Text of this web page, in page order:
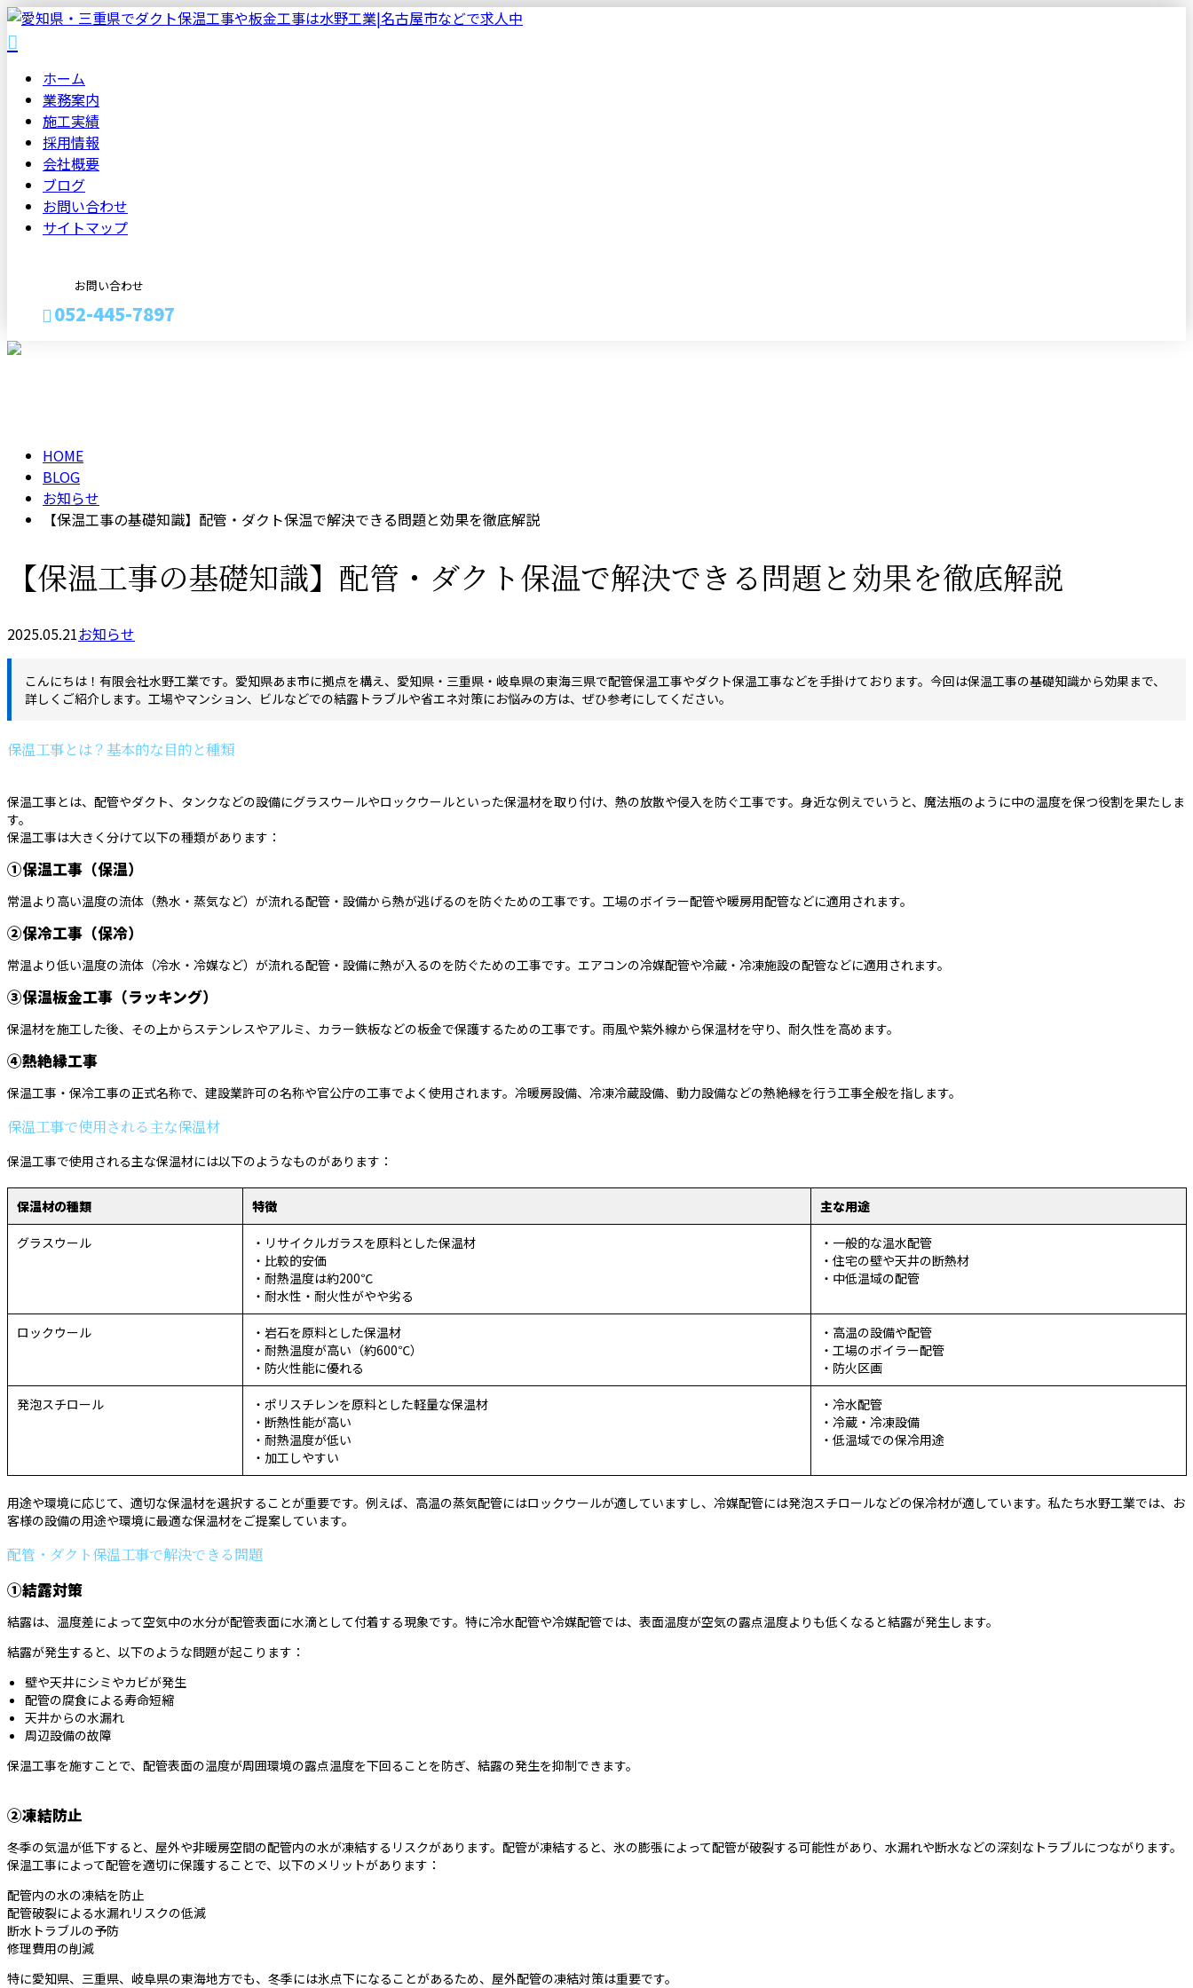
ホーム
業務案内
施工実績
採用情報
会社概要
ブログ
お問い合わせ
サイトマップ
お問い合わせ
052-445-7897
HOME
BLOG
お知らせ
【保温工事の基礎知識】配管・ダクト保温で解決できる問題と効果を徹底解説
【保温工事の基礎知識】配管・ダクト保温で解決できる問題と効果を徹底解説
2025.05.21お知らせ
こんにちは！有限会社水野工業です。愛知県あま市に拠点を構え、愛知県・三重県・岐阜県の東海三県で配管保温工事やダクト保温工事などを手掛けております。今回は保温工事の基礎知識から効果まで、
詳しくご紹介します。工場やマンション、ビルなどでの結露トラブルや省エネ対策にお悩みの方は、ぜひ参考にしてください。
保温工事とは？基本的な目的と種類
保温工事とは、配管やダクト、タンクなどの設備にグラスウールやロックウールといった保温材を取り付け、熱の放散や侵入を防ぐ工事です。身近な例えでいうと、魔法瓶のように中の温度を保つ役割を果たしま
す。
保温工事は大きく分けて以下の種類があります：
①保温工事（保温）
常温より高い温度の流体（熱水・蒸気など）が流れる配管・設備から熱が逃げるのを防ぐための工事です。工場のボイラー配管や暖房用配管などに適用されます。
②保冷工事（保冷）
常温より低い温度の流体（冷水・冷媒など）が流れる配管・設備に熱が入るのを防ぐための工事です。エアコンの冷媒配管や冷蔵・冷凍施設の配管などに適用されます。
③保温板金工事（ラッキング）
保温材を施工した後、その上からステンレスやアルミ、カラー鉄板などの板金で保護するための工事です。雨風や紫外線から保温材を守り、耐久性を高めます。
④熱絶縁工事
保温工事・保冷工事の正式名称で、建設業許可の名称や官公庁の工事でよく使用されます。冷暖房設備、冷凍冷蔵設備、動力設備などの熱絶縁を行う工事全般を指します。
保温工事で使用される主な保温材
保温工事で使用される主な保温材には以下のようなものがあります：
保温材の種類 特徴 主な用途
グラスウール
・リサイクルガラスを原料とした保温材
・比較的安価
・耐熱温度は約200℃
・耐水性・耐火性がやや劣る
・一般的な温水配管
・住宅の壁や天井の断熱材
・中低温域の配管
ロックウール
・岩石を原料とした保温材
・耐熱温度が高い（約600℃）
・防火性能に優れる
・高温の設備や配管
・工場のボイラー配管
・防火区画
発泡スチロール
・ポリスチレンを原料とした軽量な保温材
・断熱性能が高い
・耐熱温度が低い
・加工しやすい
・冷水配管
・冷蔵・冷凍設備
・低温域での保冷用途
用途や環境に応じて、適切な保温材を選択することが重要です。例えば、高温の蒸気配管にはロックウールが適していますし、冷媒配管には発泡スチロールなどの保冷材が適しています。私たち水野工業では、お
客様の設備の用途や環境に最適な保温材をご提案しています。
配管・ダクト保温工事で解決できる問題
①結露対策
結露は、温度差によって空気中の水分が配管表面に水滴として付着する現象です。特に冷水配管や冷媒配管では、表面温度が空気の露点温度よりも低くなると結露が発生します。
結露が発生すると、以下のような問題が起こります：
壁や天井にシミやカビが発生
配管の腐食による寿命短縮
天井からの水漏れ
周辺設備の故障
保温工事を施すことで、配管表面の温度が周囲環境の露点温度を下回ることを防ぎ、結露の発生を抑制できます。
②凍結防止
冬季の気温が低下すると、屋外や非暖房空間の配管内の水が凍結するリスクがあります。配管が凍結すると、氷の膨張によって配管が破裂する可能性があり、水漏れや断水などの深刻なトラブルにつながります。
保温工事によって配管を適切に保護することで、以下のメリットがあります：
配管内の水の凍結を防止
配管破裂による水漏れリスクの低減
断水トラブルの予防
修理費用の削減
特に愛知県、三重県、岐阜県の東海地方でも、冬季には氷点下になることがあるため、屋外配管の凍結対策は重要です。